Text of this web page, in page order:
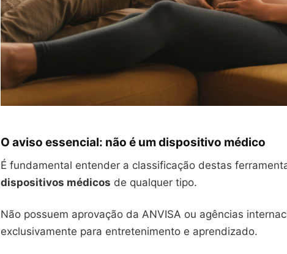
O aviso essencial: não é um dispositivo médico
É fundamental entender a classificação destas
dispositivos médicos de qualquer tipo.
Não possuem aprovação da ANVISA ou agências
exclusivamente para entretenimento e aprendizado.